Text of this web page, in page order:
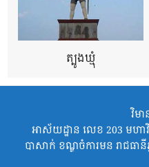
ត្បូងឃ្មុំ
វិម
អាស័យដ្ឋាន លេខ 203 មហាវិ
បាសាក់ ខណ្ឌចំការមន រាជធ